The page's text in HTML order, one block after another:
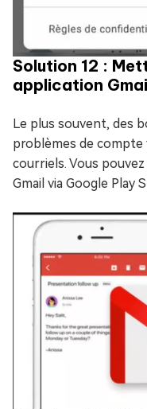
Solution 12 :
application
Le plus souvent, des
problèmes de compte
courriels. Vous
Gmail via Google Play